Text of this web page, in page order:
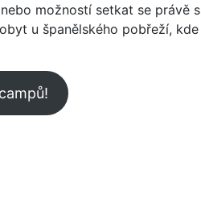
možností setkat se právě s
u španělského pobřeží, kde